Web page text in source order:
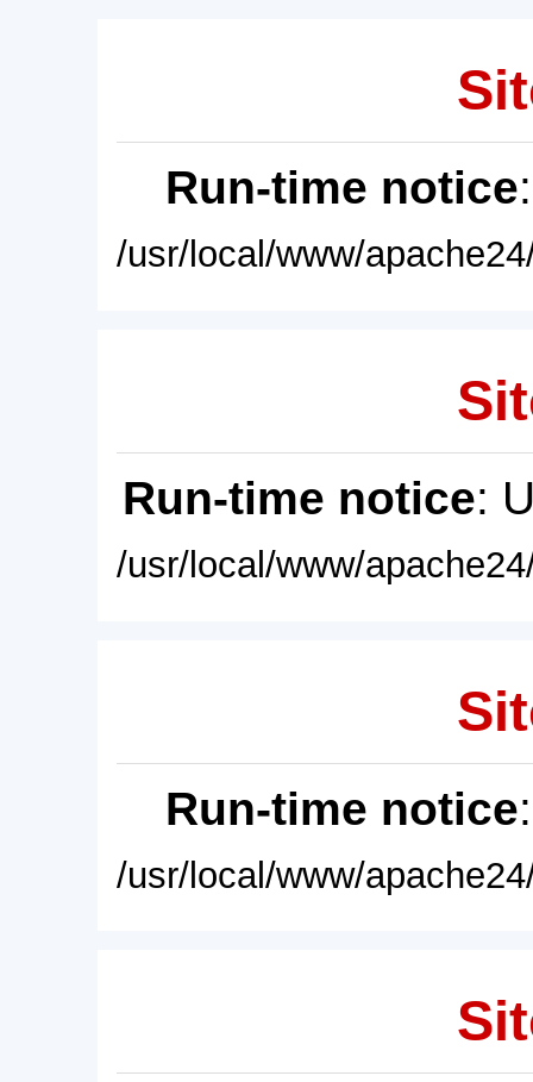
Run-time notice
/usr/local/www/
Run-time notice:
/usr/local/www/
Run-time notice
/usr/local/www/